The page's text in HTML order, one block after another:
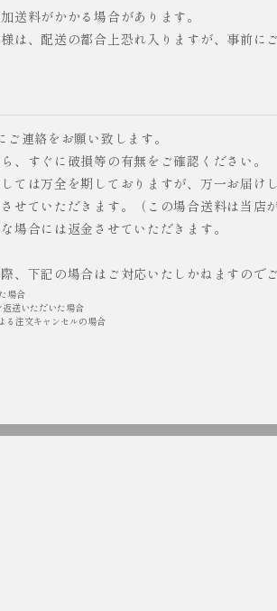
送料がかかる場合があります。
は、配送の都合上恐れ入りますが、事前に
ご連絡をお願い致します。
、すぐに破損等の有無をご確認ください。
ては万全を期しておりますが、万一お届
せていただきます。（この場合送料は当店
場合には返金させていただきます。
、下記の場合はご対応いたしかねますので
場合
返送いただいた場合
る注文キャンセルの場合